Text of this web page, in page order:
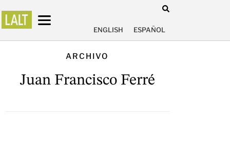
ENGLISH ESPAÑOL
ARCHIVO
Juan Francisco Ferré